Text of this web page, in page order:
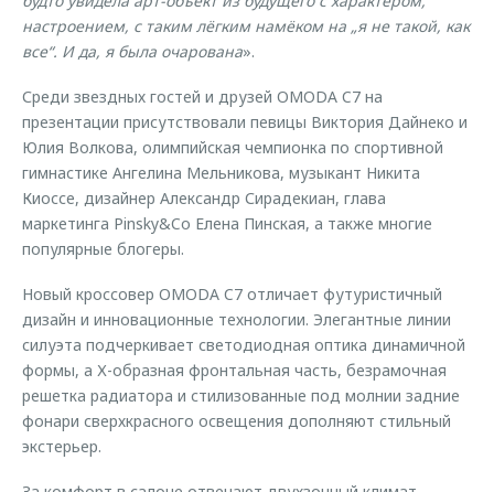
настроением, с таким лёгким намёком на „я не такой, как
все“. И да, я была очарована».
Среди звездных гостей и друзей OMODA C7 на
презентации присутствовали певицы Виктория Дайнеко и
Юлия Волкова, олимпийская чемпионка по спортивной
гимнастике Ангелина Мельникова, музыкант Никита
Киоссе, дизайнер Александр Сирадекиан, глава
маркетинга Pinsky&Co Елена Пинская, а также многие
популярные блогеры.
Новый кроссовер OMODA C7 отличает футуристичный
дизайн и инновационные технологии. Элегантные линии
силуэта подчеркивает светодиодная оптика динамичной
формы, а Х-образная фронтальная часть, безрамочная
решетка радиатора и стилизованные под молнии задние
фонари сверхкрасного освещения дополняют стильный
экстерьер.